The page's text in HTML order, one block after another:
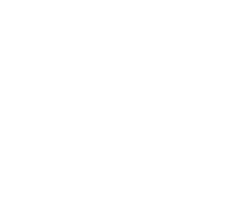
um amigo
o autor da receita
receita? Compartilhe